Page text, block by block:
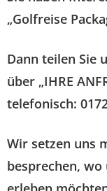
„Golfreise
Dann teilen Sie
über „IHRE
telefonisch:
Wir setzen uns
besprechen,